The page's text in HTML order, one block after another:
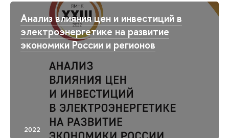
Анализ влияния цен и инвестиций в
электроэнергетике на развитие
экономики России и регионов